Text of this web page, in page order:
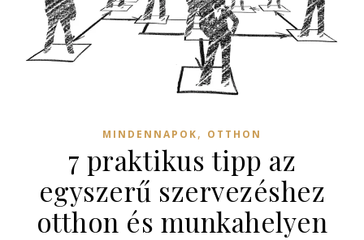
MINDENNAPOK, OTTHON
7 praktikus tipp az
egyszerű szervezéshez
otthon és munkahelyen